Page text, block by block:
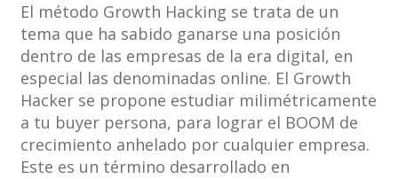
El método Growth Hacking se trata de un
tema que ha sabido ganarse una posición
dentro de las empresas de la era digital, en
especial las denominadas online. El Growth
Hacker se propone estudiar milimétricamente
a tu buyer persona, para lograr el BOOM de
crecimiento anhelado por cualquier empresa.
Este es un término desarrollado en